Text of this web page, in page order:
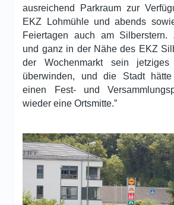
ausreichend Parkraum zur
EKZ Lohmühle und abends
Feiertagen auch am Silberstern.
und ganz in der Nähe des EKZ
der Wochenmarkt sein jetziges
überwinden, und die Stadt
einen Fest- und
wieder eine Ortsmitte.”